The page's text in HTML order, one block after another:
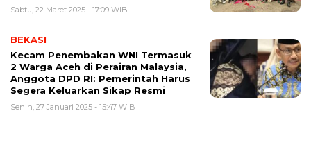
Sabtu, 22 Maret 2025 - 17:09 WIB
BEKASI
Kecam Penembakan WNI Termasuk
2 Warga Aceh di Perairan Malaysia,
Anggota DPD RI: Pemerintah Harus
Segera Keluarkan Sikap Resmi
Senin, 27 Januari 2025 - 15:47 WIB